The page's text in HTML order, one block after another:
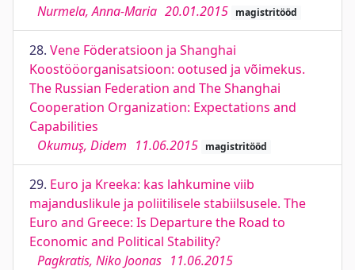
Nurmela, Anna-Maria 20.01.2015 magistritööd
28. Vene Föderatsioon ja Shanghai
Koostööorganisatsioon: ootused ja võimekus.
The Russian Federation and The Shanghai
Cooperation Organization: Expectations and
Capabilities
Okumuş, Didem 11.06.2015 magistritööd
29. Euro ja Kreeka: kas lahkumine viib
majanduslikule ja poliitilisele stabiilsusele. The
Euro and Greece: Is Departure the Road to
Economic and Political Stability?
Pagkratis, Niko Joonas 11.06.2015